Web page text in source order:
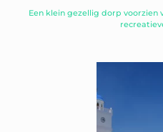
Een klein gezellig dorp voorzien